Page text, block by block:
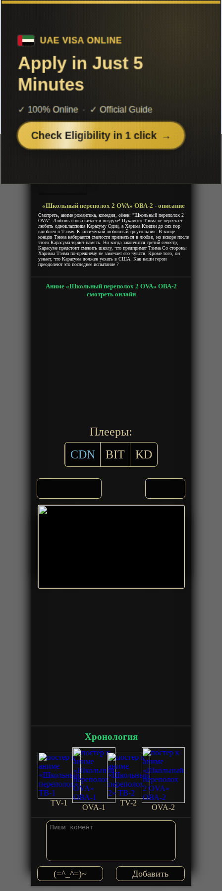
Чтобы не терять с нами связь,
подписывайся на наш
«Школьный переполох 2 OVA» ОВА-2
Добавленно: 01 апреля 2021 | Серии: [2 из 2]
School Rumble San Gakki
Год:2008
Комедия, Школа, Романтика, Сенен
Продолжительность:2 эпизода
«Школьный переполох 2 OVA» ОВА-2 - описание
Смотреть, аниме романтика, комедия, сёнен: "Школьный переполох 2
OVA". Любовь снова витает в воздухе! Цукамото Тэнма не перестаёт
любить одноклассника Карасуму Одзи, а Харима Кэндзи до сих пор
влюблен в Тэнму. Классический любовный треугольник. В конце
концов Тэнма набирается смелости признаться в любви, но вскоре после
этого Карасума теряет память. Но когда закончится третий семестр,
Карасуме предстоит сменить школу, что предпримет Тэнма Со стороны
Харимы Тэнма по-прежнему не замечает его чувств. Кроме того, он
узнает, что Карасума должен уехать в США. Как наши герои
преодолеют это последнее испытание ?
Аниме «Школьный переполох 2 OVA» ОВА-2
смотреть онлайн
Плееры:
CDN
BIT KD
Хронология
TV-1
OVA-1
TV-2
OVA-2
(=^_^=)~